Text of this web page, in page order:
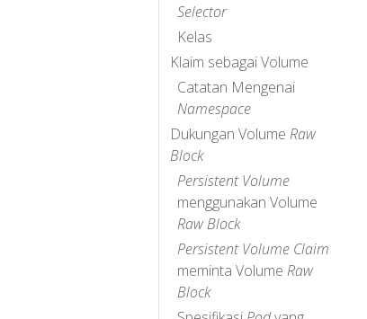
Selector
Kelas
Klaim sebagai Volume
Catatan Mengenai
Namespace
Dukungan Volume Raw
Block
Persistent Volume
menggunakan Volume
Raw Block
Persistent Volume Claim
meminta Volume Raw
Block